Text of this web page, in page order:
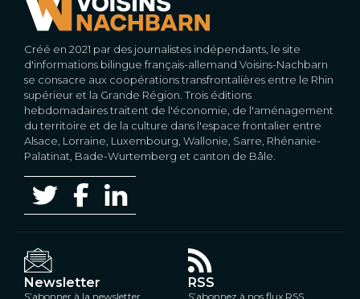
Créé en 2021 par des journalistes indépendants, le site
d'informations bilingue français-allemand Voisins-Nachbarn
se consacre aux coopérations transfrontalières entre le Rhin
supérieur et la Grande Région. Trois éditions
hebdomadaires traitent de l'économie, de l'aménagement
du territoire et de la culture dans l'espace frontalier entre
Alsace, Lorraine, Luxembourg, Wallonie, Sarre, Rhénanie-
Palatinat, Bade-Wurtemberg et canton de Bâle.
Newsletter
S’abonner à la newsletter
RSS
S’abonnez à nos flux RSS